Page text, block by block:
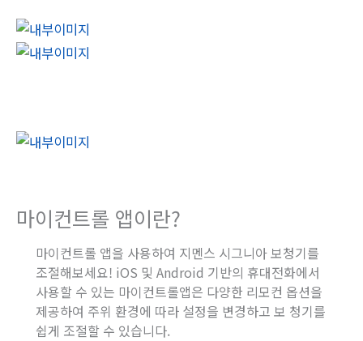
마이컨트롤 앱이란?
마이컨트롤 앱을 사용하여 지멘스 시그니아 보청기를
조절해보세요! iOS 및 Android 기반의 휴대전화에서
사용할 수 있는 마이컨트롤앱은 다양한 리모컨 옵션을
제공하여 주위 환경에 따라 설정을 변경하고 보 청기를
쉽게 조절할 수 있습니다.